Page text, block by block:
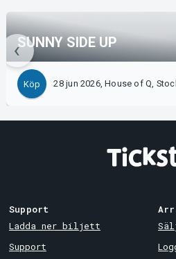
SUNNY SIDE UP
Köp 28 jun 2026, House of Q,
Support
Ladda ner biljett
Support